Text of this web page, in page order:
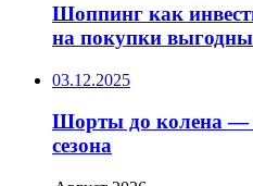
Шоппинг как
на покупки
03.12.2025
Шорты до колена —
сезона